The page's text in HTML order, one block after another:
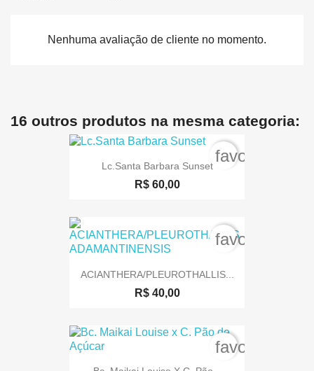
Nenhuma avaliação de cliente no momento.
16 outros produtos na mesma categoria:
Lc.Santa Barbara Sunset
R$ 60,00
ACIANTHERA/PLEUROTHALLIS...
R$ 40,00